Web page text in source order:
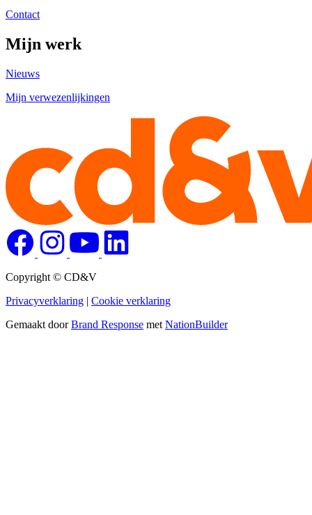
Contact
Mijn werk
Nieuws
Mijn verwezenlijkingen
Copyright © CD&V
Privacyverklaring | Cookie verklaring
Gemaakt doorBrand Response met NationBuilder